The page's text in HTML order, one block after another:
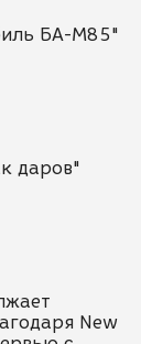
БА-М85"
даров"
New